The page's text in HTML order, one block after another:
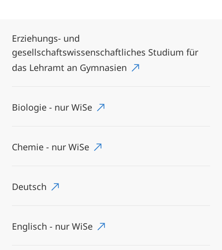
Erziehungs- und
gesellschaftswissenschaftliches Studium für
das Lehramt an Gymnasien
Biologie - nur WiSe
Chemie - nur WiSe
Deutsch
Englisch - nur WiSe